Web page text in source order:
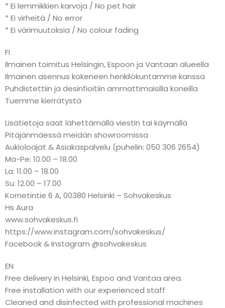
* Ei lemmikkien karvoja / No pet hair
* Ei virheitä / No error
* Ei värimuutoksia / No colour fading
FI
Ilmainen toimitus Helsingin, Espoon ja Vantaan alueella
Ilmainen asennus kokeneen henkilökuntamme kanssa
Puhdistettiin ja desinfioitiin ammattimaisilla koneilla
Tuemme kierrätystä
Lisätietoja saat lähettämällä viestin tai käymällä
Pitäjänmäessä meidän showroomissa
Aukioloajat & Asiakaspalvelu (puhelin: 050 306 2654)
Ma-Pe: 10.00 – 18.00
La: 11.00 – 18.00
Su: 12.00 – 17.00
Kornetintie 6 A, 00380 Helsinki – Sohvakeskus
Hs Aura
www.sohvakeskus.fi
https://www.instagram.com/sohvakeskus/
Facebook & Instagram @sohvakeskus
EN
Free delivery in Helsinki, Espoo and Vantaa area.
Free installation with our experienced staff
Cleaned and disinfected with professional machines